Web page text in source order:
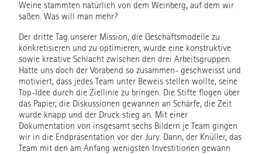
Weine stammten natürlich von dem Weinberg, auf dem wir
saßen. Was will man mehr?
Der dritte Tag unserer Mission, die Geschäftsmodelle zu
konkretisieren und zu optimieren, wurde eine konstruktive
sowie kreative Schlacht zwischen den drei Arbeitsgruppen.
Hatte uns doch der Vorabend so zusammen- geschweisst und
motiviert, dass jedes Team unter Beweis stellen wollte, seine
Top-Idee durch die Ziellinie zu bringen. Die Stifte flogen über
das Papier, die Diskussionen gewannen an Schärfe, die Zeit
wurde knapp und der Druck stieg an. Mit einer
Dokumentation von insgesamt sechs Bildern je Team gingen
wir in die Endpräsentation vor der Jury. Dann, der Knüller, das
Team mit den am Anfang wenigsten Investitionen gewann